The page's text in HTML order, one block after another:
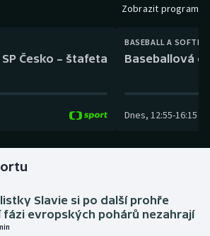
Zobrazit program
Česko – štafeta
BASEBALL A
Baseballová
Dnes, 12:55-16:15
Slavie si po další prohře
fázi evropských pohárů nezahrají